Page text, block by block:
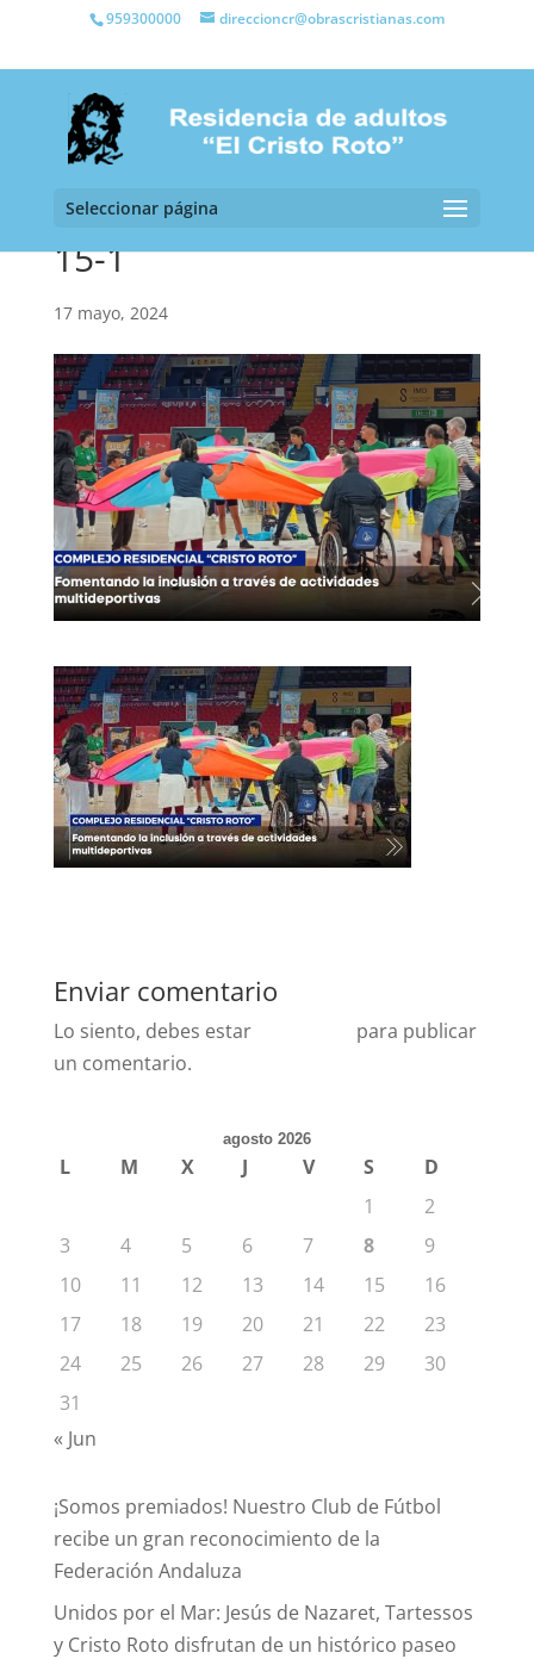
959300000 direccioncr@obrascristianas.com
Seleccionar página
15-1
17 mayo, 2024
Enviar comentario
Lo siento, debes estar
para publicar
un comentario.
agosto 2026
L M X J V S
D
1
2
3
4 5 6 7 8
9
10
11 12 13 14 15
16
17
18 19 20 21 22
23
24
25 26 27 28 29
30
31
« Jun
¡Somos premiados! Nuestro Club de Fútbol
recibe un gran reconocimiento de la
Federación Andaluza
Unidos por el Mar: Jesús de Nazaret, Tartessos
y Cristo Roto disfrutan de un histórico paseo